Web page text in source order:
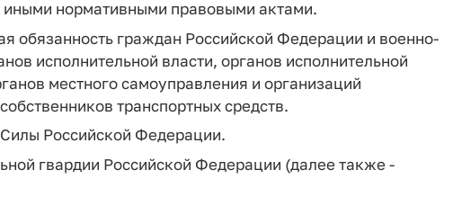
нормативными правовыми актами.
обязанность граждан Российской Федерации и военно-
исполнительной власти, органов исполнительной
местного самоуправления и организаций
транспортных средств.
Российской Федерации.
гвардии Российской Федерации (далее также -